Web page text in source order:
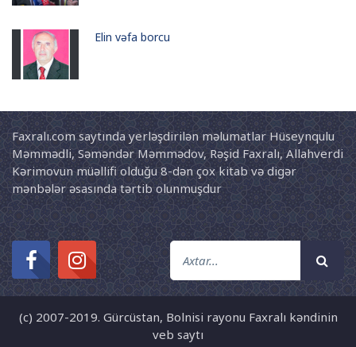
Elin vəfa borcu
Faxralı.com saytında yerləşdirilən məlumatlar Hüseynqulu
Məmmədli, Səməndər Məmmədov, Rəşid Faxralı, Allahverdi
Kərimovun müəllifi olduğu 8-dən çox kitab və digər
mənbələr əsasında tərtib olunmuşdur
(c) 2007-2019. Gürcüstan, Bolnisi rayonu Faxralı kəndinin
veb saytı